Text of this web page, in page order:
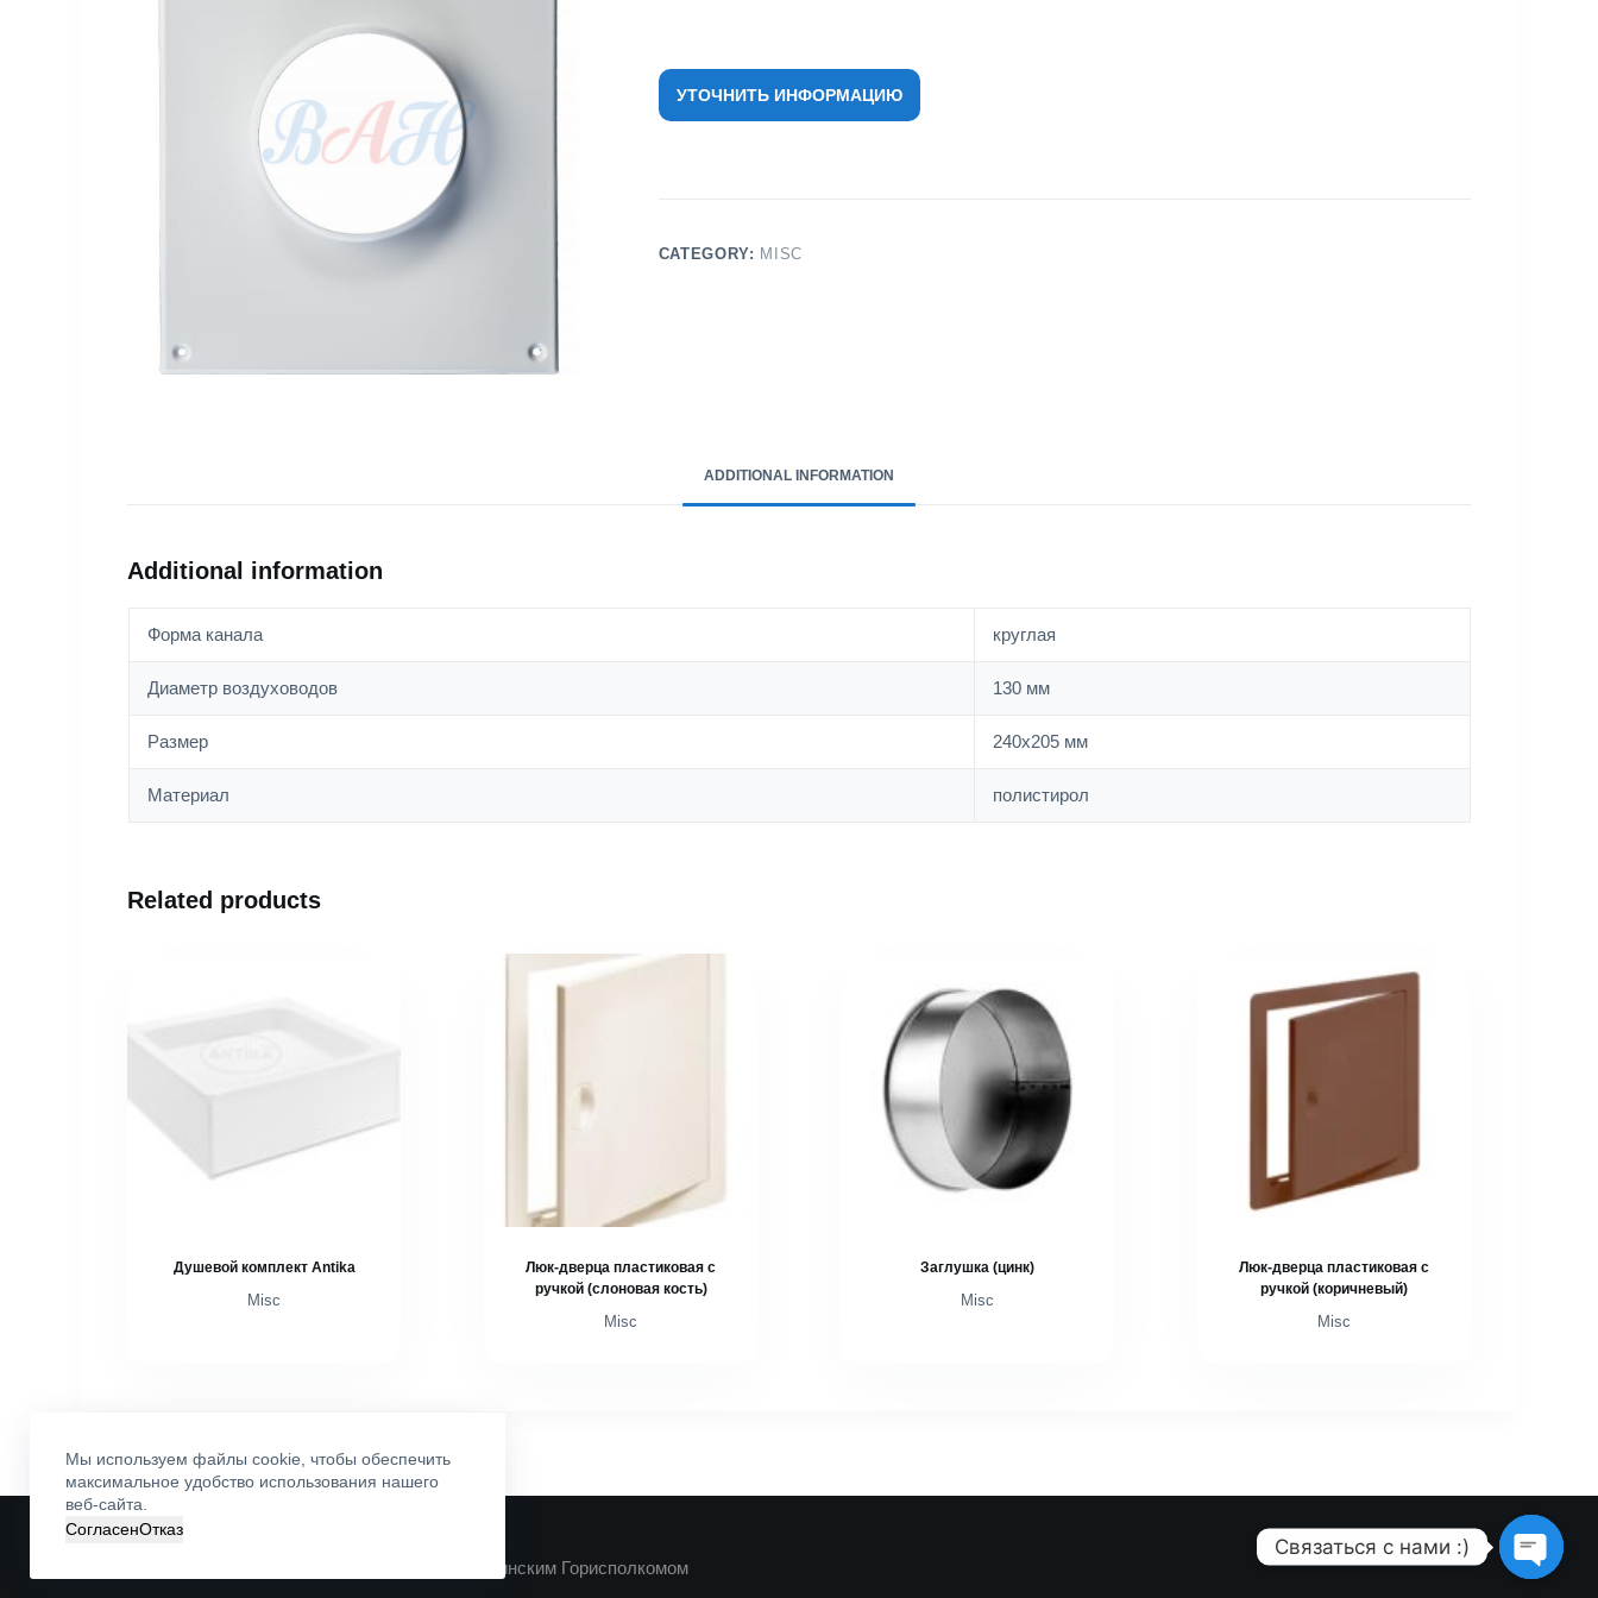
Мы используем файлы cookie, чтобы обеспечить
максимальное удобство использования нашего
веб-сайта.
СогласенОтказ
УТОЧНИТЬ ИНФОРМАЦИЮ
CATEGORY: MISC
ADDITIONAL INFORMATION
Additional information
Форма канала круглая
Диаметр воздуховодов 130 мм
Размер 240х205 мм
Материал полистирол
Related products
Душевой комплект Antika
Misc
Люк-дверца пластиковая с
ручкой (слоновая кость)
Misc
Заглушка (цинк)
Misc
Люк-дверца пластиковая с
ручкой (коричневый)
Misc
©ОДО «ВАН»
Свидетельство № 600121216 выдано 30.06.2000 Минским Горисполкомом
Связаться с нами :)